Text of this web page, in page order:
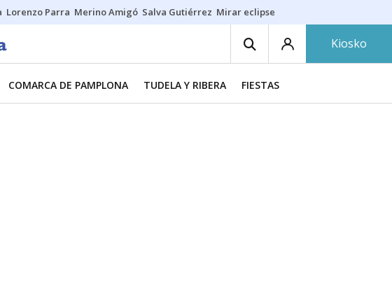
Lorenzo Parra Merino Amigó Salva Gutiérrez Mirar eclipse
Kiosko
COMARCA DE PAMPLONA TUDELA Y RIBERA FIESTAS